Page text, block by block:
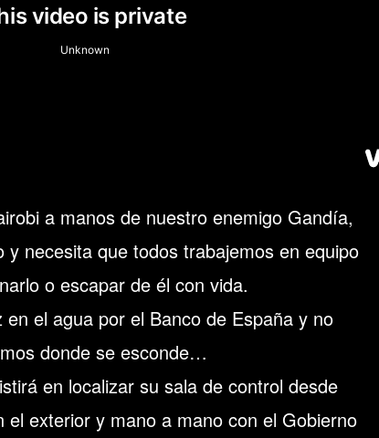
a manos de nuestro enemigo Gandía,
y necesita que todos trabajemos en equipo
o escapar de él con vida.
el agua por el Banco de España y no
donde se esconde…
en localizar su sala de control desde
el exterior y mano a mano con el Gobierno